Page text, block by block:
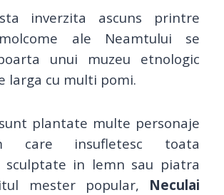
inverzita ascuns printre
ale Neamtului se
unui muzeu etnologic
larga cu multi pomi.
plantate multe personaje
care insufletesc toata
sculptate in lemn sau piatra
mester popular, Neculai